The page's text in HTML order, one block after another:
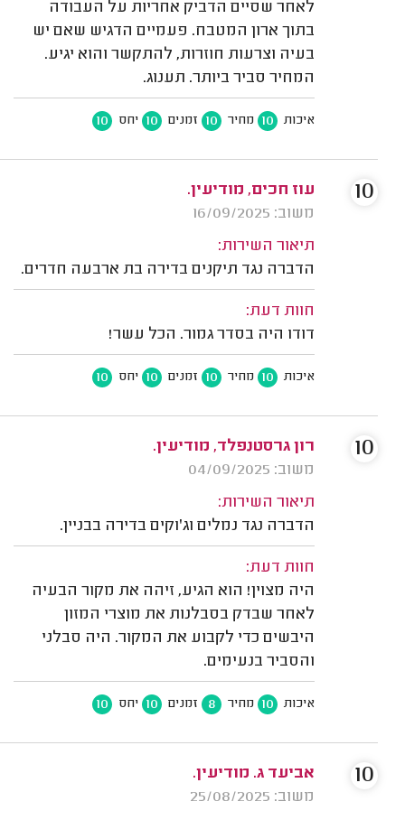
לאחר שסיים הדביק אחריות על העבודה
בתוך ארון המטבח. פעמיים הדגיש שאם יש
בעיה וצרעות חוזרות, להתקשר והוא יגיע.
המחיר סביר ביותר. תענוג.
איכות 10 מחיר 10 זמנים 10 יחס 10
עוז חכים, מודיעין.
משוב: 16/09/2025
תיאור השירות:
הדברה נגד תיקנים בדירה בת ארבעה חדרים.
חוות דעת:
דודו היה בסדר גמור. הכל עשר!
איכות 10 מחיר 10 זמנים 10 יחס 10
10
רון גרסטנפלד, מודיעין.
משוב: 04/09/2025
תיאור השירות:
הדברה נגד נמלים וג'וקים בדירה בבניין.
חוות דעת:
היה מצוין! הוא הגיע, זיהה את מקור הבעיה
לאחר שבדק בסבלנות את מוצרי המזון
היבשים כדי לקבוע את המקור. היה סבלני
והסביר בנעימים.
איכות 10 מחיר 8 זמנים 10 יחס 10
10
אביעד ג. מודיעין.
משוב: 25/08/2025
10